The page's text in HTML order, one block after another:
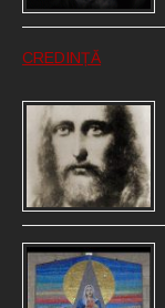
CREDINȚĂ